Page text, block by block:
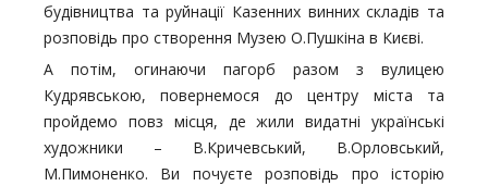
будівництва та руйнації Казенних винних складів та
розповідь про створення Музею О.Пушкіна в Києві.
А потім, огинаючи пагорб разом з вулицею
Кудрявською, повернемося до центру міста та
пройдемо повз місця, де жили видатні українські
художники – В.Кричевський, В.Орловський,
М.Пимоненко. Ви почуєте розповідь про історію